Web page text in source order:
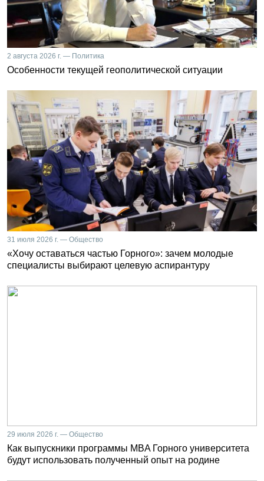
2 августа 2026 г. — Политика
Особенности текущей геополитической ситуации
31 июля 2026 г. — Общество
«Хочу оставаться частью Горного»: зачем молодые
специалисты выбирают целевую аспирантуру
29 июля 2026 г. — Общество
Как выпускники программы MBA Горного университета
будут использовать полученный опыт на родине